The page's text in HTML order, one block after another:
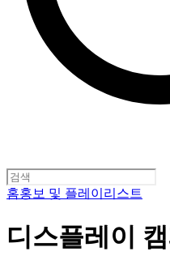
홈홍보 및 플레이리스트
디스플레이